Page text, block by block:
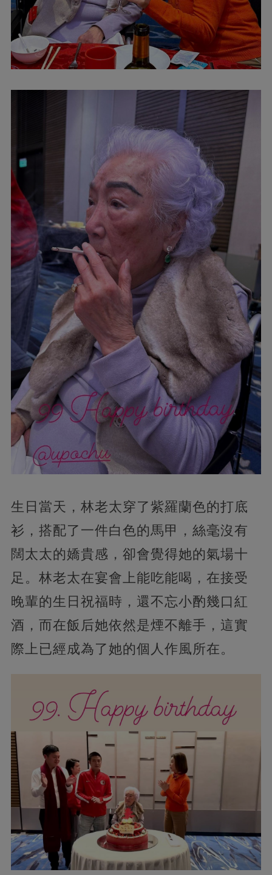
生日當天，林老太穿了紫羅蘭色的打底
衫，搭配了一件白色的馬甲，絲毫沒有
闊太太的嬌貴感，卻會覺得她的氣場十
足。林老太在宴會上能吃能喝，在接受
晚輩的生日祝福時，還不忘小酌幾口紅
酒，而在飯后她依然是煙不離手，這實
際上已經成為了她的個人作風所在。